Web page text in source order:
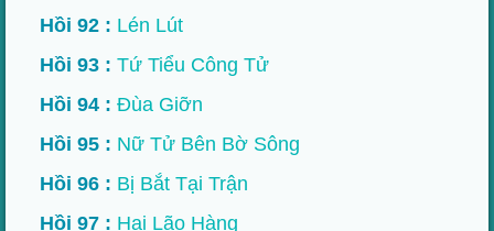
Hồi 92 : Lén Lút
Hồi 93 : Tứ Tiểu Công Tử
Hồi 94 : Đùa Giỡn ​
Hồi 95 : Nữ Tử Bên Bờ Sông
Hồi 96 : Bị Bắt Tại Trận
Hồi 97 : Hai Lão Hàng